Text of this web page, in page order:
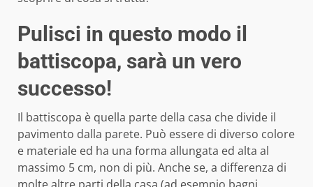
Pulisci in questo modo il
battiscopa, sarà un vero
successo!
Il battiscopa è quella parte della casa che divide il
pavimento dalla parete. Può essere di diverso colore
e materiale ed ha una forma allungata ed alta al
massimo 5 cm, non di più. Anche se, a differenza di